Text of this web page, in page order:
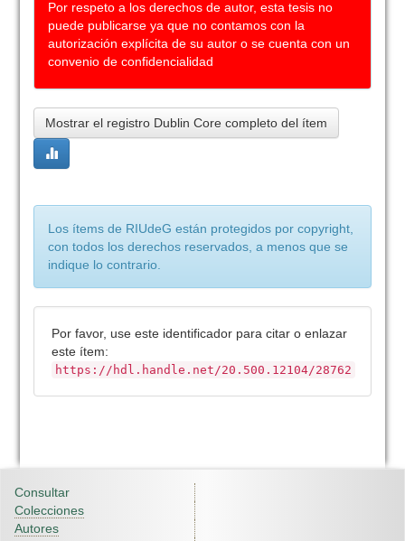
Por respeto a los derechos de autor, esta tesis no
puede publicarse ya que no contamos con la
autorización explícita de su autor o se cuenta con un
convenio de confidencialidad
Mostrar el registro Dublin Core completo del ítem
Los ítems de RIUdeG están protegidos por copyright,
con todos los derechos reservados, a menos que se
indique lo contrario.
Por favor, use este identificador para citar o enlazar
este ítem:
https://hdl.handle.net/20.500.12104/28762
Consultar
Colecciones
Autores